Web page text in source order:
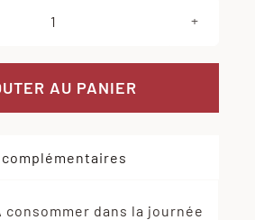
quantité
Lot
2+1
AU PANIER
consommer dans la journée